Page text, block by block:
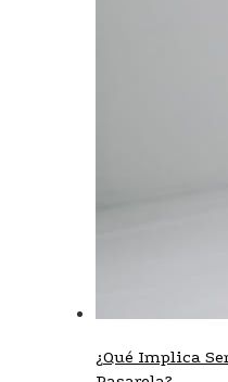
¿Qué Implica